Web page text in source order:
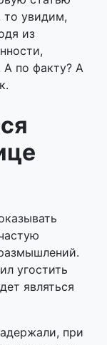
угостить
при
ни слова об
и особо